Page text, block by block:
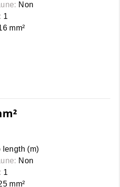
Non
1
mm²
length (m)
Non
1
mm²